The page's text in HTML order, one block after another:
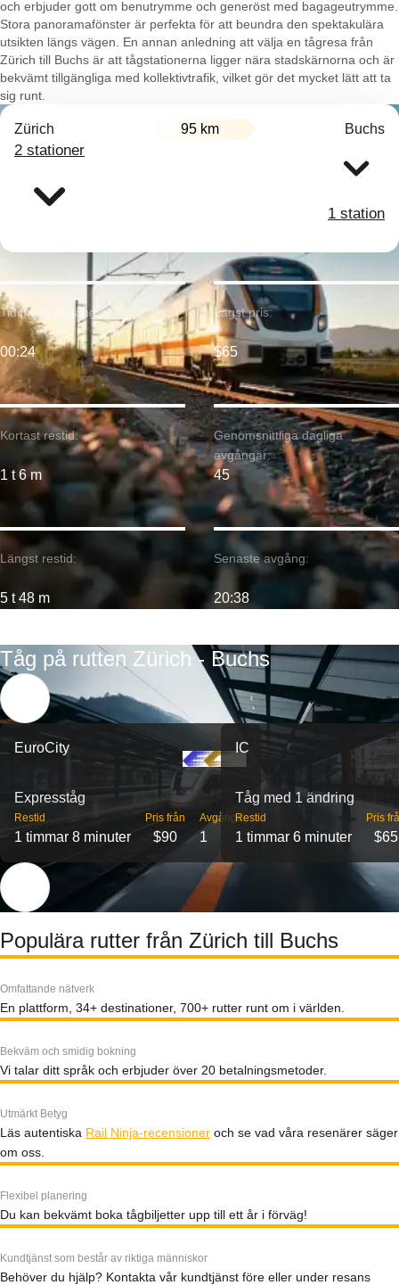
och erbjuder gott om benutrymme och generöst med bagageutrymme.
Stora panoramafönster är perfekta för att beundra den spektakulära
utsikten längs vägen. En annan anledning att välja en tågresa från
Zürich till Buchs är att tågstationerna ligger nära stadskärnorna och är
bekvämt tillgängliga med kollektivtrafik, vilket gör det mycket lätt att ta
sig runt.
Zürich 95 km Buchs
2 stationer
1 station
Kortast restid:
1 t 6 m
Tidigaste avgång:
00:24
Längst restid:
5 t 48 m
Lägst pris:
$65
Genomsnittliga dagliga
avgångar:
45
Senaste avgång:
20:38
Tåg på rutten Zürich - Buchs
EuroCity
Expresståg
Restid
1 timmar 8 minuter
Pris från
$90
Avgångar
1
IC
Tåg med 1 ändring
Restid
1 timmar 6 minuter
Pris
$65
Populära rutter från Zürich till Buchs
Omfattande nätverk
En plattform, 34+ destinationer, 700+ rutter runt om i världen.
Bekväm och smidig bokning
Vi talar ditt språk och erbjuder över 20 betalningsmetoder.
Utmärkt Betyg
Läs autentiska Rail Ninja-recensioner och se vad våra resenärer säger
om oss.
Flexibel planering
Du kan bekvämt boka tågbiljetter upp till ett år i förväg!
Kundtjänst som består av riktiga människor
Behöver du hjälp? Kontakta vår kundtjänst före eller under resans